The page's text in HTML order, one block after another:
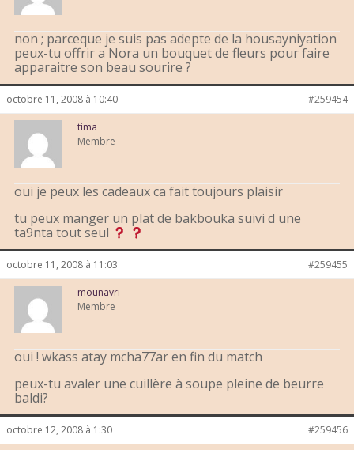
non ; parceque je suis pas adepte de la housayniyation
peux-tu offrir a Nora un bouquet de fleurs pour faire
apparaitre son beau sourire ?
octobre 11, 2008 à 10:40 #259454
tima
Membre
oui je peux les cadeaux ca fait toujours plaisir
tu peux manger un plat de bakbouka suivi d une
ta9nta tout seul
octobre 11, 2008 à 11:03 #259455
mounavri
Membre
oui ! wkass atay mcha77ar en fin du match
peux-tu avaler une cuillère à soupe pleine de beurre
baldi?
octobre 12, 2008 à 1:30 #259456